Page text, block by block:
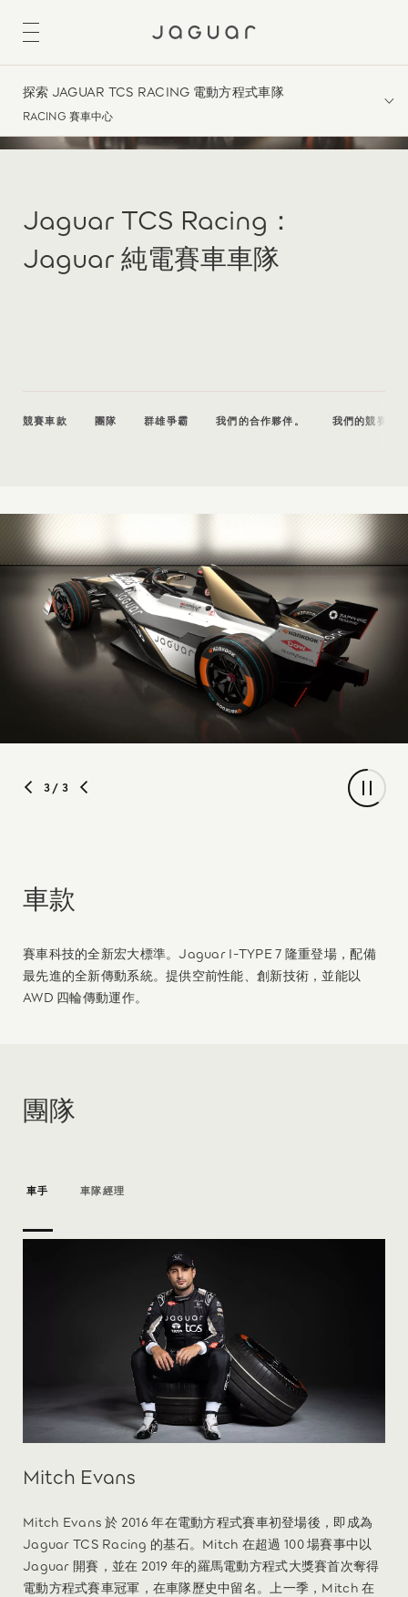
探索 JAGUAR TCS RACING 電動方程式車隊
RACING 賽車中心
Jaguar TCS Racing：
Jaguar 純電賽車車隊
競賽車款 團隊 群雄爭霸 我們的合作夥伴。 我們的競賽
3/ 3
車款
賽車科技的全新宏大標準。Jaguar I-TYPE 7 隆重登場，配備
最先進的全新傳動系統。提供空前性能、創新技術，並能以
AWD 四輪傳動運作。
團隊
車手 車隊經理
Mitch Evans
Mitch Evans 於 2016 年在電動方程式賽車初登場後，即成為
Jaguar TCS Racing 的基石。Mitch 在超過 100 場賽事中以
Jaguar 開賽，並在 2019 年的羅馬電動方程式大獎賽首次奪得
電動方程式賽車冠軍，在車隊歷史中留名。上一季，Mitch 在